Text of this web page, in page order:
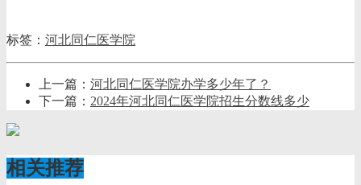
标签： 河北同仁医学院
上一篇： 河北同仁医学院办学多少年了？
下一篇： 2024年河北同仁医学院招生分数线多少
相关推荐